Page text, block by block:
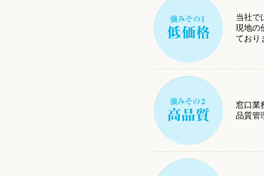
当社で
現地の
ており
窓口業
品質管